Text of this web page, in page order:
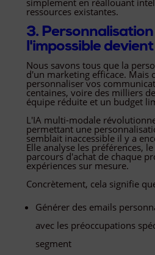
simplement en réallouant
ressources existantes.
3. Personnalisation
l'impossible
Nous savons tous que la
d'un marketing efficace. Mais
personnaliser vos
centaines, voire des milliers
équipe réduite et un budget
L'IA multi-modale
permettant une
semblait inaccessible il y a
Elle analyse les préférences,
parcours d'achat de chaque
expériences sur mesure.
Concrètement, cela signifie
Générer des emails
avec les préoccupations
segment